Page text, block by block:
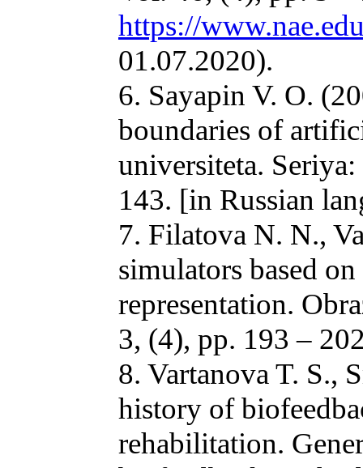
https://
01.07.2020).
6. Sayapin V. O.
boundaries of
universiteta.
143. [in Russian
7. Filatova N. N.,
simulators based
representation.
3, (4), pp. 193 –
8. Vartanova T. S.,
history of
rehabilitation.